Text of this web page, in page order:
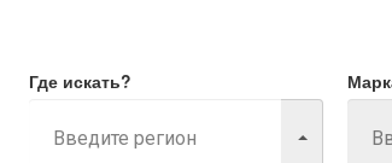
Где искать?